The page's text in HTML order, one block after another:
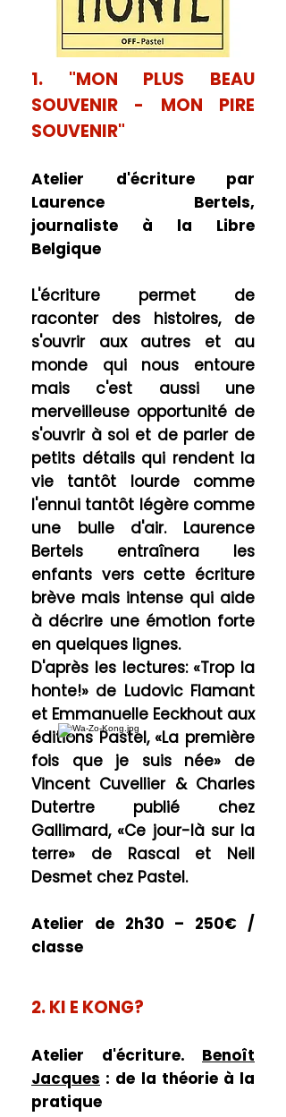
1. "MON PLUS BEAU
SOUVENIR - MON PIRE
SOUVENIR"
Atelier d'écriture par
Laurence Bertels,
journaliste à la Libre
Belgique
L'écriture permet de
raconter des histoires, de
s'ouvrir aux autres et au
monde qui nous entoure
mais c'est aussi une
merveilleuse opportunité de
s'ouvrir à soi et de parler de
petits détails qui rendent la
vie tantôt lourde comme
l'ennui tantôt légère comme
une bulle d'air. Laurence
Bertels entraînera les
enfants vers cette écriture
brève mais intense qui aide
à décrire une émotion forte
en quelques lignes.
D'après les lectures: «Trop la
honte!» de Ludovic Flamant
et Emmanuelle Eeckhout aux
éditions Pastel, «La première
fois que je suis née» de
Vincent Cuvellier & Charles
Dutertre publié chez
Gallimard, «Ce jour-là sur la
terre» de Rascal et Neil
Desmet chez Pastel.
Atelier de 2h30 – 250€ /
classe
2. KI E KONG?
Atelier d'écriture. Benoît
Jacques : de la théorie à la
pratique